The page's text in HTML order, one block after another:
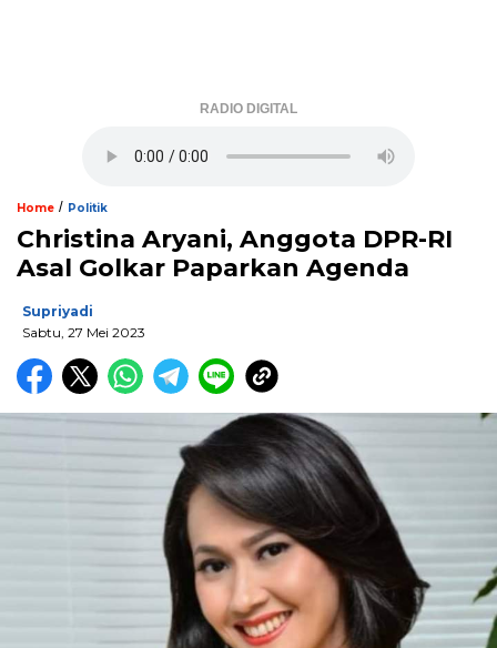
RADIO DIGITAL
Home / Politik
Christina Aryani, Anggota DPR-RI
Asal Golkar Paparkan Agenda
Supriyadi
Sabtu, 27 Mei 2023